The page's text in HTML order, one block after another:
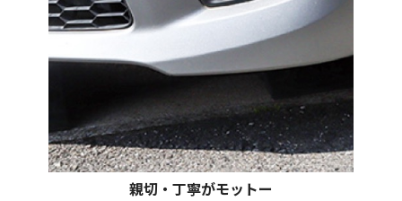
親切・丁寧がモットー